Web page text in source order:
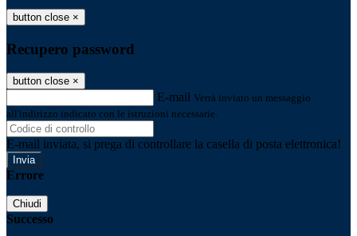
button close ×
Recupero password
button close ×
E-mail Verrà inviato un messaggio
all'indirizzo indicato con le istruzioni necessarie.
E-mail inviata, si prega di controllare la casella di posta elettronica!
Errore
Chiudi
Successo